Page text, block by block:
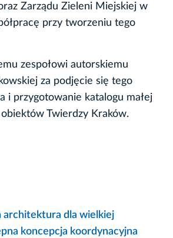
Zarządu Zieleni Miejskiej w
przy tworzeniu tego
zespołowi autorskiemu
za podjęcie się tego
i przygotowanie katalogu małej
Twierdzy Kraków.
architektura dla wielkiej
koncepcja koordynacyjna